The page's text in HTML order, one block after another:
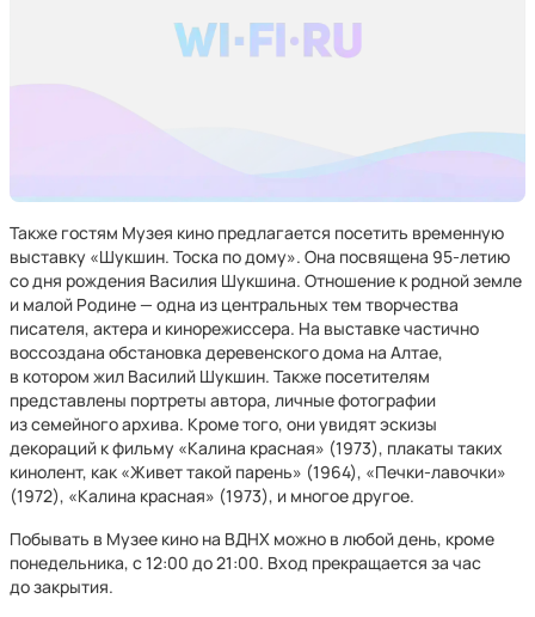
Также гостям Музея кино предлагается посетить временную
выставку «Шукшин. Тоска по дому». Она посвящена 95-летию
со дня рождения Василия Шукшина. Отношение к родной земле
и малой Родине — одна из центральных тем творчества
писателя, актера и кинорежиссера. На выставке частично
воссоздана обстановка деревенского дома на Алтае,
в котором жил Василий Шукшин. Также посетителям
представлены портреты автора, личные фотографии
из семейного архива. Кроме того, они увидят эскизы
декораций к фильму «Калина красная» (1973), плакаты таких
кинолент, как «Живет такой парень» (1964), «Печки-лавочки»
(1972), «Калина красная» (1973), и многое другое.
Побывать в Музее кино на ВДНХ можно в любой день, кроме
понедельника, с 12:00 до 21:00. Вход прекращается за час
до закрытия.